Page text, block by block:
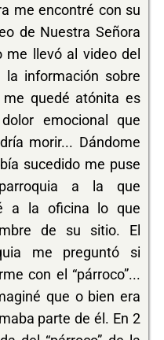
me encontré con su
de Nuestra Señora
me llevó al video del
la información sobre
quedé atónita es
emocional que
morir... Dándome
sucedido me puse
a la que
a la oficina lo que
de su sitio. El
me preguntó si
con el “párroco”...
que o bien era
parte de él. En 2